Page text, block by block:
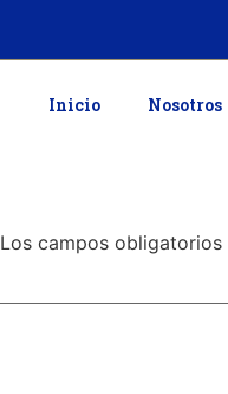
Inicio Nosotros
Los campos